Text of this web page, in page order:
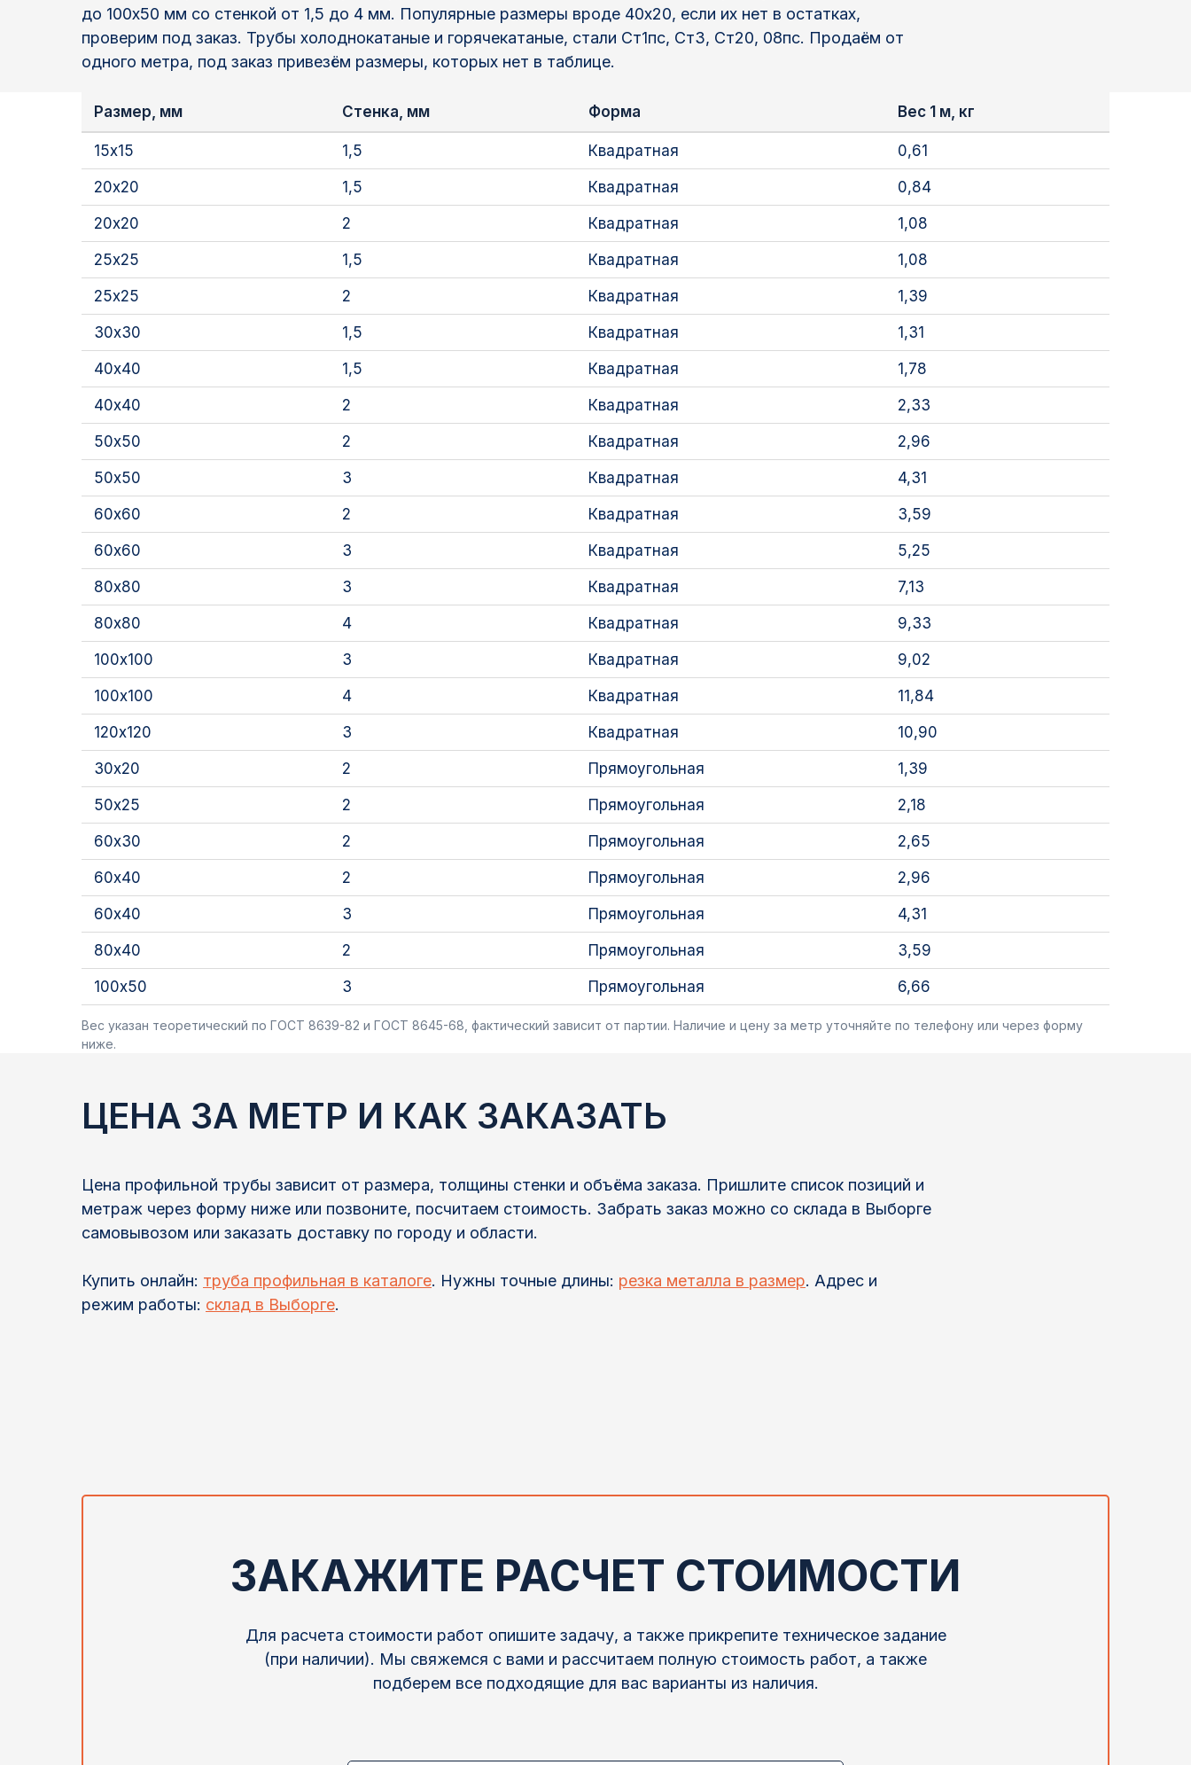
до 100х50 мм со стенкой от 1,5 до 4 мм. Популярные размеры вроде 40х20, если их нет в остатках,
проверим под заказ. Трубы холоднокатаные и горячекатаные, стали Ст1пс, Ст3, Ст20, 08пс. Продаём от
одного метра, под заказ привезём размеры, которых нет в таблице.
Размер, мм Стенка, мм Форма Вес 1 м, кг
15х15 1,5 Квадратная 0,61
20х20 1,5 Квадратная 0,84
20х20 2 Квадратная 1,08
25х25 1,5 Квадратная 1,08
25х25 2 Квадратная 1,39
30х30 1,5 Квадратная 1,31
40х40 1,5 Квадратная 1,78
40х40 2 Квадратная 2,33
50х50 2 Квадратная 2,96
50х50 3 Квадратная 4,31
60х60 2 Квадратная 3,59
60х60 3 Квадратная 5,25
80х80 3 Квадратная 7,13
80х80 4 Квадратная 9,33
100х100 3 Квадратная 9,02
100х100 4 Квадратная 11,84
120х120 3 Квадратная 10,90
30х20 2 Прямоугольная 1,39
50х25 2 Прямоугольная 2,18
60х30 2 Прямоугольная 2,65
60х40 2 Прямоугольная 2,96
60х40 3 Прямоугольная 4,31
80х40 2 Прямоугольная 3,59
100х50 3 Прямоугольная 6,66
Вес указан теоретический по ГОСТ 8639-82 и ГОСТ 8645-68, фактический зависит от партии. Наличие и цену за метр уточняйте по телефону или через форму
ниже.
ЦЕНА ЗА МЕТР И КАК ЗАКАЗАТЬ
Цена профильной трубы зависит от размера, толщины стенки и объёма заказа. Пришлите список позиций и
метраж через форму ниже или позвоните, посчитаем стоимость. Забрать заказ можно со склада в Выборге
самовывозом или заказать доставку по городу и области.
Купить онлайн: труба профильная в каталоге. Нужны точные длины: резка металла в размер. Адрес и
режим работы: склад в Выборге.
ЗАКАЖИТЕ РАСЧЕТ СТОИМОСТИ
Для расчета стоимости работ опишите задачу, а также прикрепите техническое задание
(при наличии). Мы свяжемся с вами и рассчитаем полную стоимость работ, а также
подберем все подходящие для вас варианты из наличия.